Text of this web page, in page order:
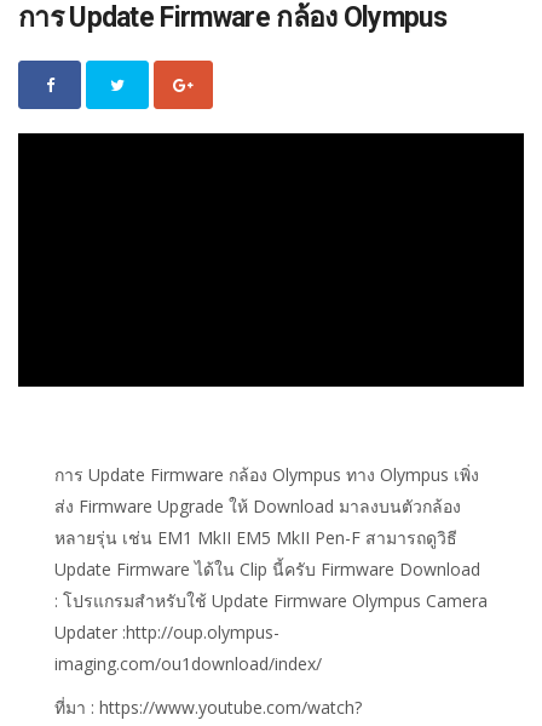
การ Update Firmware กล้อง Olympus
การ Update Firmware กล้อง Olympus ทาง Olympus เพิ่ง
ส่ง Firmware Upgrade ให้ Download มาลงบนตัวกล้อง
หลายรุ่น เช่น EM1 MkII EM5 MkII Pen-F สามารถดูวิธี
Update Firmware ได้ใน Clip นี้ครับ Firmware Download
: โปรแกรมสำหรับใช้ Update Firmware Olympus Camera
Updater :http://oup.olympus-
imaging.com/ou1download/index/
ที่มา : https://www.youtube.com/watch?